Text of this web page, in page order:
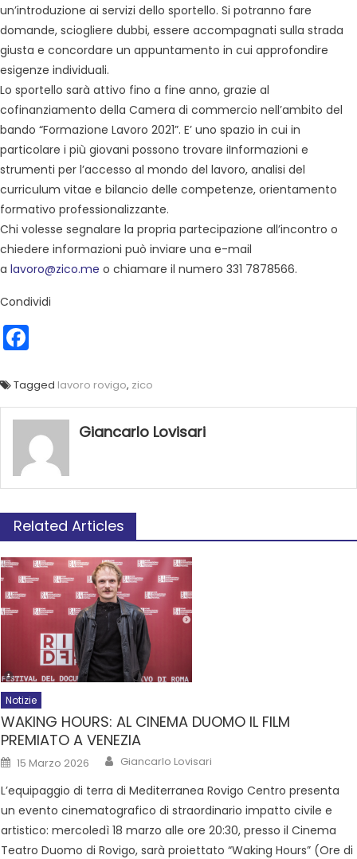
un’introduzione ai servizi dello sportello. Si potranno fare
domande, sciogliere dubbi, essere accompagnati sulla strada
giusta e concordare un appuntamento in cui approfondire
esigenze individuali.
Lo sportello sarà attivo fino a fine anno, grazie al
cofinanziamento della Camera di commercio nell’ambito del
bando “Formazione Lavoro 2021”. E’ uno spazio in cui in
particolare i più giovani possono trovare iInformazioni e
strumenti per l’accesso al mondo del lavoro, analisi del
curriculum vitae e bilancio delle competenze, orientamento
formativo professionalizzante.
Chi volesse segnalare la propria partecipazione all’incontro o
chiedere informazioni può inviare una e-mail
a lavoro@zico.me o chiamare il numero 331 7878566.
Condividi
Tagged lavoro rovigo, zico
Giancarlo Lovisari
Related Articles
Notizie
WAKING HOURS: AL CINEMA DUOMO IL FILM
PREMIATO A VENEZIA
15 Marzo 2026 Giancarlo Lovisari
L’equipaggio di terra di Mediterranea Rovigo Centro presenta
un evento cinematografico di straordinario impatto civile e
artistico: mercoledì 18 marzo alle ore 20:30, presso il Cinema
Teatro Duomo di Rovigo, sarà proiettato “Waking Hours” (Ore di